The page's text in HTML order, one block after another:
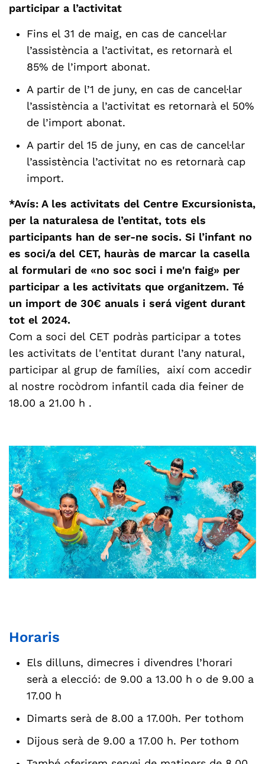
participar a l’activitat
Fins el 31 de maig, en cas de cancel·lar
l’assistència a l’activitat, es retornarà el
85% de l’import abonat.
A partir de l’1 de juny, en cas de cancel·lar
l’assistència a l’activitat es retornarà el 50%
de l’import abonat.
A partir del 15 de juny, en cas de cancel·lar
l’assistència l’activitat no es retornarà cap
import.
*Avís: A les activitats del Centre Excursionista,
per la naturalesa de l’entitat, tots els
participants han de ser-ne socis. Si l’infant no
es soci/a del CET, hauràs de marcar la casella
al formulari de «no soc soci i me'n faig» per
participar a les activitats que organitzem. Té
un import de 30€ anuals i será vigent durant
tot el 2024.
Com a soci del CET podràs participar a totes
les activitats de l'entitat durant l’any natural,
participar al grup de famílies, així com accedir
al nostre rocòdrom infantil cada dia feiner de
18.00 a 21.00 h .
Horaris
Els dilluns, dimecres i divendres l’horari
serà a elecció: de 9.00 a 13.00 h o de 9.00 a
17.00 h
Dimarts serà de 8.00 a 17.00h. Per tothom
Dijous serà de 9.00 a 17.00 h. Per tothom